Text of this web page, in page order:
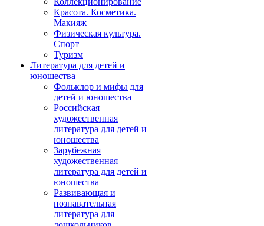
Красота. Косметика.
Макияж
Физическая культура.
Спорт
Туризм
Литература для детей и
юношества
Фольклор и мифы для
детей и юношества
Российская
художественная
литература для детей и
юношества
Зарубежная
художественная
литература для детей и
юношества
Развивающая и
познавательная
литература для